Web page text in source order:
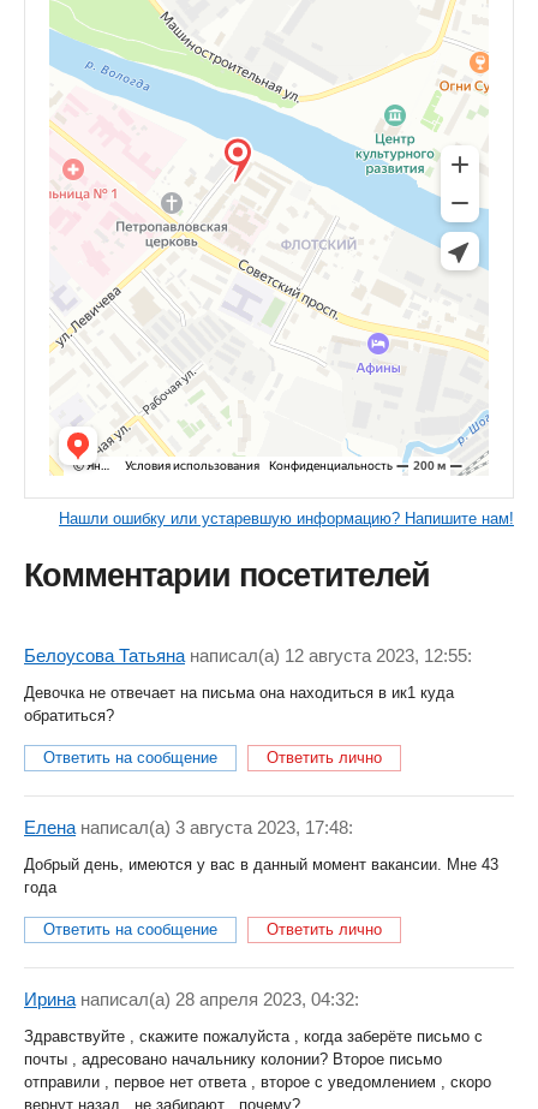
Нашли ошибку или устаревшую информацию? Напишите нам!
Комментарии посетителей
Белоусова Татьяна написал(a) 12 августа 2023, 12:55:
Девочка не отвечает на письма она находиться в ик1 куда
обратиться?
Ответить на сообщение Ответить лично
Елена написал(a) 3 августа 2023, 17:48:
Добрый день, имеются у вас в данный момент вакансии. Мне 43
года
Ответить на сообщение Ответить лично
Ирина написал(a) 28 апреля 2023, 04:32:
Здравствуйте , скажите пожалуйста , когда заберёте письмо с
почты , адресовано начальнику колонии? Второе письмо
отправили , первое нет ответа , второе с уведомлением , скоро
вернут назад , не забирают , почему?